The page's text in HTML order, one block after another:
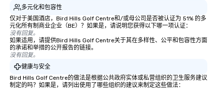
多元化和包容性
仅对于美国酒店，Bird Hills Golf Centre和/或母公司是否被认证为 51% 的多
元化所有制商业企业（BE）？如果是，请说明您获得以下哪一项认证：
没有回复。
如果适用，请提供Bird Hills Golf Centre关于其在多样性、公平和包容性方面
的承诺和举措的公开报告的链接。
没有回复。
健康与安全
Bird Hills Golf Centre的做法是根据公共政府实体或私营组织的卫生服务建议
制定的吗？如果是，请列出使用了哪些组织的建议来制定这些做法：